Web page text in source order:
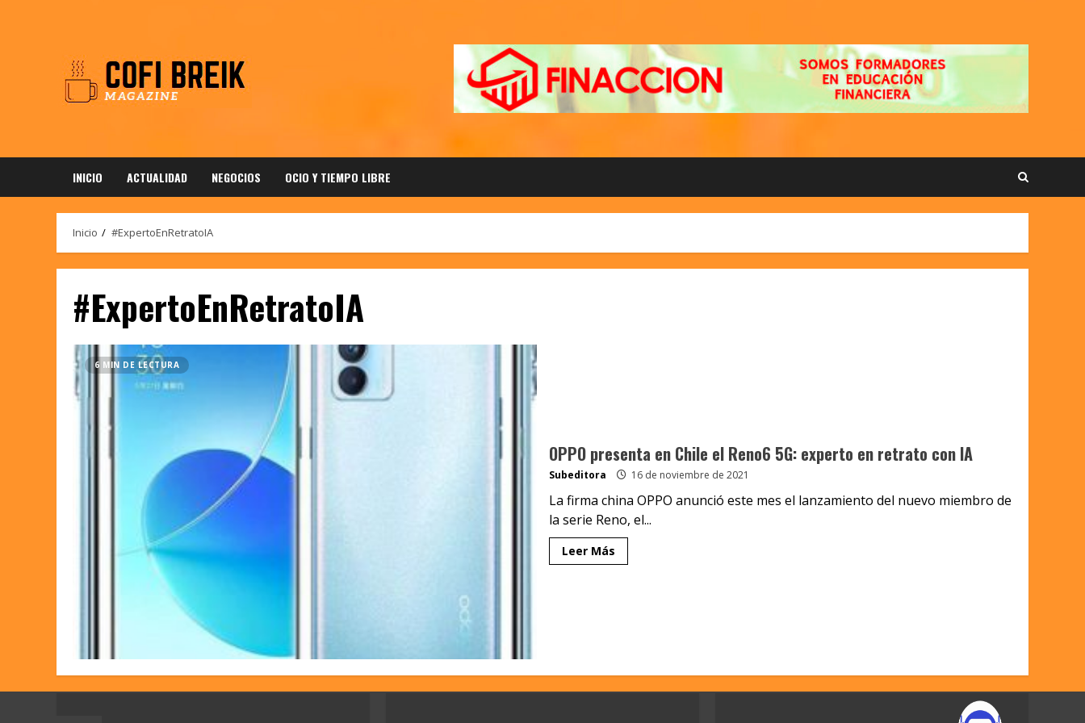
INICIO ACTUALIDAD NEGOCIOS OCIO Y TIEMPO LIBRE
Inicio #ExpertoEnRetratoIA
#ExpertoEnRetratoIA
6 MIN DE LECTURA
OPPO presenta en Chile el Reno6 5G: experto en retrato con IA
Subeditora 16 de noviembre de 2021
La firma china OPPO anunció este mes el lanzamiento del nuevo miembro de
la serie Reno, el...
Leer Más